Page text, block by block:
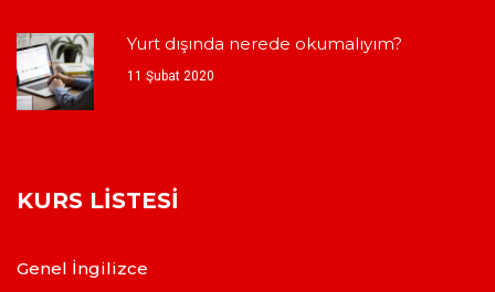
Yurt dışında nerede okumalıyım?
11 Şubat 2020
KURS LISTESI
Genel İngilizce